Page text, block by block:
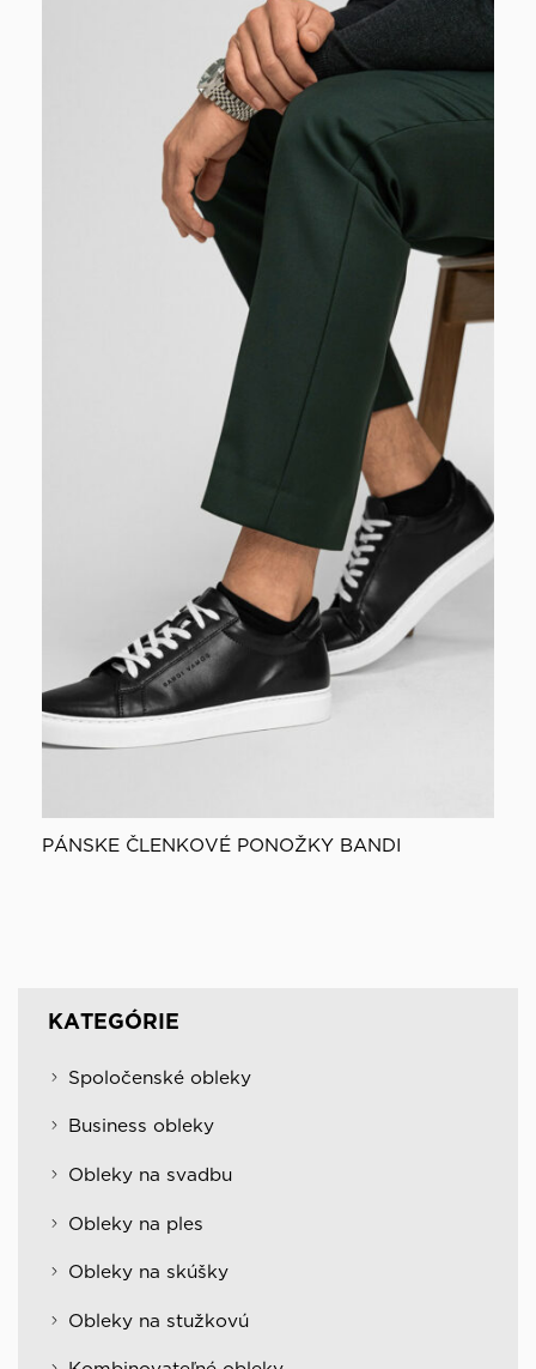
KATEGÓRIE
Spoločenské obleky
Business obleky
Obleky na svadbu
Obleky na ples
Obleky na skúšky
Obleky na stužkovú
PÁNSKE ČLENKOVÉ PONOŽKY BANDI